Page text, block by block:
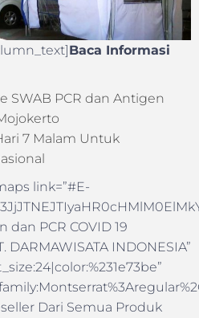
Baca Informasi
SWAB PCR dan Antigen
7 Malam Untuk
link=”#E-
dan PCR COVID 19
DARMAWISATA INDONESIA”
Dari Semua Produk